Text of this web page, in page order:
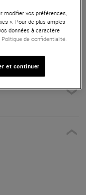
modifier vos préférences,
». Pour de plus amples
données à caractère
Politique de confidentialité.
et continuer